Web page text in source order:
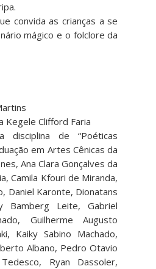
convida as crianças a se
mágico e o folclore da
Kegele Clifford Faria
disciplina de “Poéticas
em Artes Cênicas da
Ana Clara Gonçalves da
Camila Kfouri de Miranda,
Daniel Karonte, Dionatans
Bamberg Leite, Gabriel
Guilherme Augusto
Kaiky Sabino Machado,
Albano, Pedro Otavio
Ryan Dassoler,